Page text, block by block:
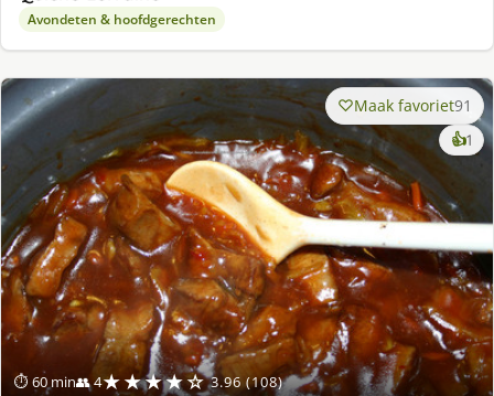
Avondeten & hoofdgerechten
⏱ 60 min👥 4★★★★☆ 3.96 (108)
Maak favoriet91
👍1